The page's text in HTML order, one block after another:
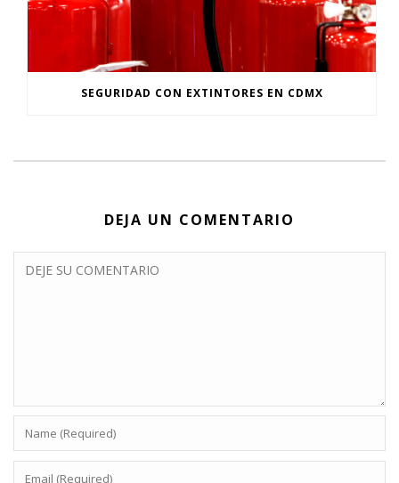
SEGURIDAD CON EXTINTORES EN CDMX
DEJA UN COMENTARIO